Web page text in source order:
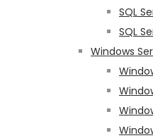
SQL
SQL
Windows